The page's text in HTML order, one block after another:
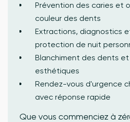
Prévention des caries et
couleur des dents
Extractions, diagnostics
protection de nuit
Blanchiment des dents
esthétiques
Rendez-vous d'urgence
avec réponse rapide
Que vous commenciez à